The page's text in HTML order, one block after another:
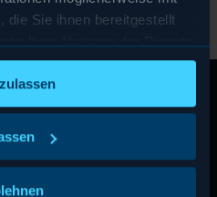
die Sie ihnen bereitgestellt